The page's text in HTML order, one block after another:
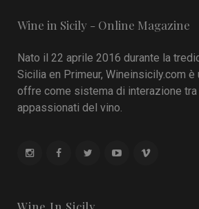
Wine in Sicily - Online Magazine
Nato il 22 aprile 2016 durante la
Sicilia en Primeur, Wineinsicily.com è
offre come sistema di interazione tra
appassionati del vino.